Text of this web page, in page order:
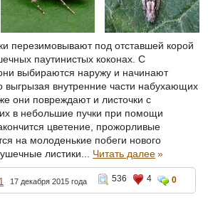
перезимовывают под отставшей корой
паутинистых коконах. С
выбираются наружу и начинают
выгрызая внутренние части набухающих
они повреждают и листочки с
их в небольшие пучки при помощи
цветение, прожорливые
на молоденькие побеги нового
листики... Читать далее»
17 декабря 2015 года 536 4 0